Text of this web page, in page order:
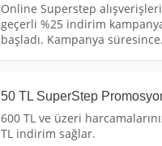
Online Superstep
geçerli %25 indirim
başladı. Kampanya süresince
50 TL SuperStep
600 TL ve üzeri
TL indirim sağlar.